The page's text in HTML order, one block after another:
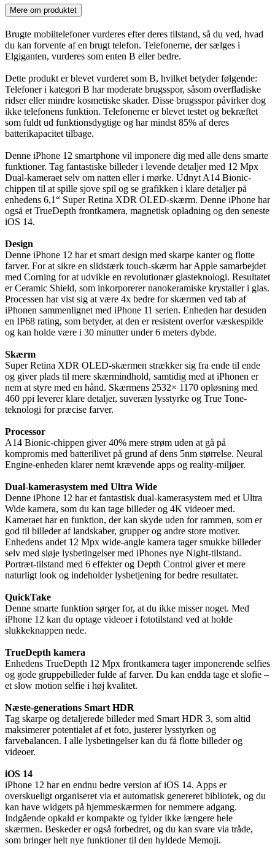
Mere om produktet
Brugte mobiltelefoner vurderes efter deres tilstand, så du ved, hvad
du kan forvente af en brugt telefon. Telefonerne, der sælges i
Elgiganten, vurderes som enten B eller bedre.
Dette produkt er blevet vurderet som B, hvilket betyder følgende:
Telefoner i kategori B har moderate brugsspor, såsom overfladiske
ridser eller mindre kosmetiske skader. Disse brugsspor påvirker dog
ikke telefonens funktion. Telefonerne er blevet testet og bekræftet
som fuldt ud funktionsdygtige og har mindst 85% af deres
batterikapacitet tilbage.
Denne iPhone 12 smartphone vil imponere dig med alle dens smarte
funktioner. Tag fantastiske billeder i levende detaljer med 12 Mpx
Dual-kameraet selv om natten eller i mørke. Udnyt A14 Bionic-
chippen til at spille sjove spil og se grafikken i klare detaljer på
enhedens 6,1“ Super Retina XDR OLED-skærm. Denne iPhone har
også et TrueDepth frontkamera, magnetisk opladning og den seneste
iOS 14.
Design
Denne iPhone 12 har et smart design med skarpe kanter og flotte
farver. For at sikre en slidstærk touch-skærm har Apple samarbejdet
med Corning for at udvikle en revolutionær glasteknologi. Resultatet
er Ceramic Shield, som inkorporerer nanokeramiske krystaller i glas.
Processen har vist sig at være 4x bedre for skærmen ved tab af
iPhonen sammenlignet med iPhone 11 serien. Enheden har desuden
en IP68 rating, som betyder, at den er resistent overfor væskespilde
og kan holde være i 30 minutter under 6 meters dybde.
Skærm
Super Retina XDR OLED-skærmen strækker sig fra ende til ende
og giver plads til mere skærmindhold, samtidig med at iPhonen er
nem at styre med en hånd. Skærmens 2532× 1170 opløsning med
460 ppi leverer klare detaljer, suveræn lysstyrke og True Tone-
teknologi for præcise farver.
Processor
A14 Bionic-chippen giver 40% mere strøm uden at gå på
kompromis med batterilivet på grund af dens 5nm størrelse. Neural
Engine-enheden klarer nemt krævende apps og reality-miljøer.
Dual-kamerasystem med Ultra Wide
Denne iPhone 12 har et fantastisk dual-kamerasystem med et Ultra
Wide kamera, som du kan tage billeder og 4K videoer med.
Kameraet har en funktion, der kan skyde uden for rammen, som er
god til billeder af landskaber, grupper og andre store motiver.
Enhedens andet 12 Mpx wide-angle kamera tager smukke billeder
selv med sløje lysbetingelser med iPhones nye Night-tilstand.
Portræt-tilstand med 6 effekter og Depth Control giver et mere
naturligt look og indeholder lysbetjening for bedre resultater.
QuickTake
Denne smarte funktion sørger for, at du ikke misser noget. Med
iPhone 12 kan du optage videoer i fototilstand ved at holde
slukkeknappen nede.
TrueDepth kamera
Enhedens TrueDepth 12 Mpx frontkamera tager imponerende selfies
og gode gruppebilleder fulde af farver. Du kan endda tage et slofie –
et slow motion selfie i høj kvalitet.
Næste-generations Smart HDR
Tag skarpe og detaljerede billeder med Smart HDR 3, som altid
maksimerer potentialet af et foto, justerer lysstyrken og
farvebalancen. I alle lysbetingelser kan du få flotte billeder og
videoer.
iOS 14
iPhone 12 har en endnu bedre version af iOS 14. Apps er
overskueligt organiseret via et automatisk genereret bibliotek, og du
kan have widgets på hjemmeskærmen for nemmere adgang.
Indgående opkald er kompakte og fylder ikke længere hele
skærmen. Beskeder er også forbedret, og du kan svare via tråde,
som bringer helt nye funktioner til den hyldede Memoji.